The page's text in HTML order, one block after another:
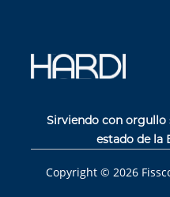
Sirviendo con orgullo
estado de la
Copyright © 2026